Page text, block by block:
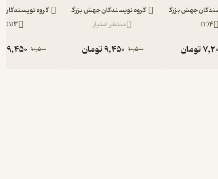
جهش بزرگ
4
(
2
)
تومان
گروه نویسندگان جهش بزرگ
منتظر امتیاز
10,500
9,450تومان
گروه
3
(
1
)
10,500
9,450